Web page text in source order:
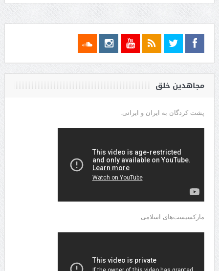
مجاهدین خلق
پشت کردگان به ایران و ایرانی.
مارکسیست‌های اسلامی